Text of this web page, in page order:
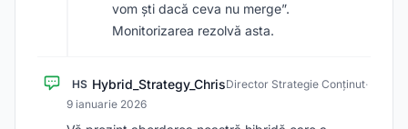
vom ști dacă ceva nu merge”.
Monitorizarea rezolvă asta.
HS Hybrid_Strategy_ChrisDirector Strategie Conținut·
9 ianuarie 2026